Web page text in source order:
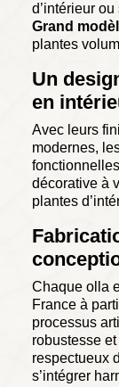
d’intérieur
Grand
plantes
Un
en
Avec leurs
modernes,
décorative à
plantes
Chaque olla
France à
processus
robustesse
respectueux
s’intégrer